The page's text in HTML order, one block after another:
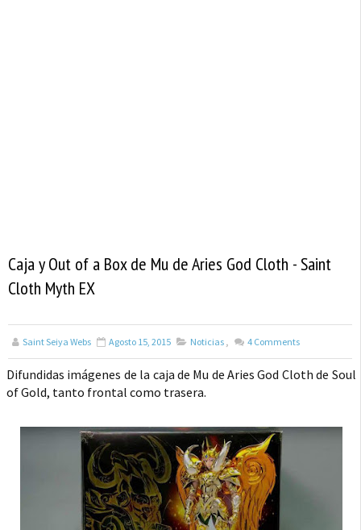
Caja y Out of a Box de Mu de Aries God Cloth - Saint
Cloth Myth EX
Saint Seiya Webs Agosto 15, 2015 Noticias , 4 Comments
Difundidas imágenes de la caja de Mu de Aries God Cloth de Soul
of Gold, tanto frontal como trasera.